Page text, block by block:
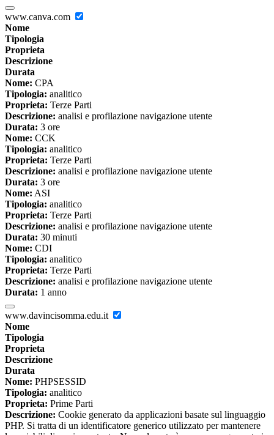
www.canva.com
Nome
Tipologia
Proprieta
Descrizione
Durata
Nome: CPA
Tipologia: analitico
Proprieta: Terze Parti
Descrizione: analisi e profilazione navigazione utente
Durata: 3 ore
Nome: CCK
Tipologia: analitico
Proprieta: Terze Parti
Descrizione: analisi e profilazione navigazione utente
Durata: 3 ore
Nome: ASI
Tipologia: analitico
Proprieta: Terze Parti
Descrizione: analisi e profilazione navigazione utente
Durata: 30 minuti
Nome: CDI
Tipologia: analitico
Proprieta: Terze Parti
Descrizione: analisi e profilazione navigazione utente
Durata: 1 anno
www.davincisomma.edu.it
Nome
Tipologia
Proprieta
Descrizione
Durata
Nome: PHPSESSID
Tipologia: analitico
Proprieta: Prime Parti
Descrizione: Cookie generato da applicazioni basate sul linguaggio
PHP. Si tratta di un identificatore generico utilizzato per mantenere